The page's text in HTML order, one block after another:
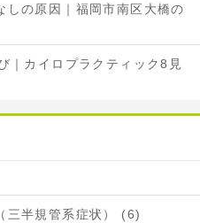
しの原因｜福岡市南区大橋の
｜カイロプラクティック8見
三半規管系症状） (6)